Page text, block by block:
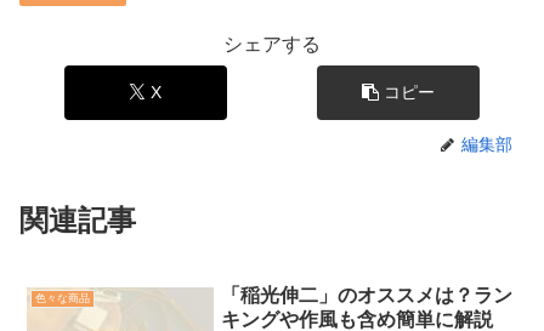
シェアする
X コピー
編集部
関連記事
色々な商品
「稲光伸二」のオススメは？ラン
キングや作風も含め簡単に解説